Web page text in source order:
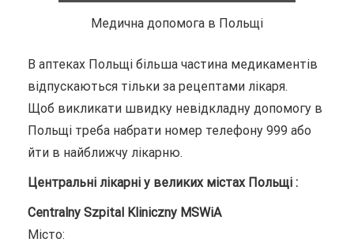
Медична допомога в Польщі
В аптеках Польщі більша частина медикаментів
відпускаються тільки за рецептами лікаря.
Щоб викликати швидку невідкладну допомогу в
Польщі треба набрати номер телефону 999 або
йти в найближчу лікарню.
Центральні лікарні у великих містах Польщі :
Centralny Szpital Kliniczny MSWiA
Місто: